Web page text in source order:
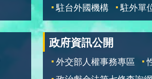
駐台外國機構
駐外單
政府資訊公開
外交部人權事務專區